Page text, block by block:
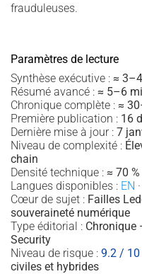
frauduleuses.
Paramètres de lecture
Synthèse exécutive : ≈
Résumé avancé : ≈ 5–6
Chronique complète : ≈
Première publication : 16
Dernière mise à jour : 7
Niveau de complexité :
chain
Densité technique : ≈ 70 %
Langues disponibles : EN ·
Cœur de sujet : Failles
souveraineté numérique
Type éditorial : Chronique
Security
Niveau de risque : 9.2 / 10
civiles et hybrides